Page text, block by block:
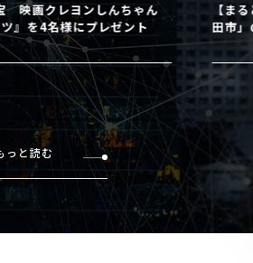
映画クレヨンしんちゃん
を4名様にプレゼント
【まる
田市」
っと読む